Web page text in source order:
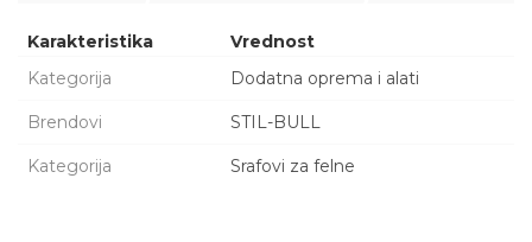
Karakteristika
Vrednost
Kategorija
Dodatna oprema i alati
Brendovi STIL-BULL
Kategorija Srafovi za felne